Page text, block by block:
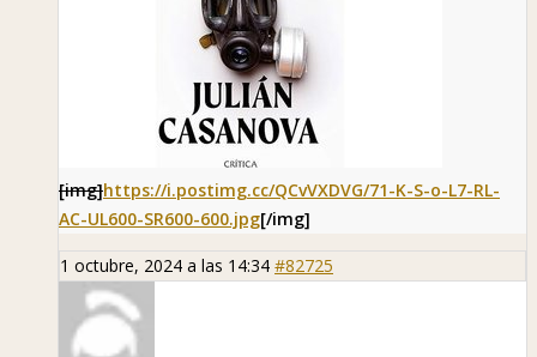
[img]https://i.postimg.cc/QCvVXDVG/71-K-S-o-L7-RL-
AC-UL600-SR600-600.jpg[/img]
1 octubre, 2024 a las 14:34 #82725